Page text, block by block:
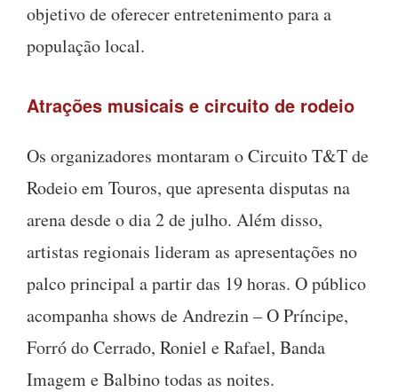
objetivo de oferecer entretenimento para a
população local.
Atrações musicais e circuito de rodeio
Os organizadores montaram o Circuito T&T de
Rodeio em Touros, que apresenta disputas na
arena desde o dia 2 de julho. Além disso,
artistas regionais lideram as apresentações no
palco principal a partir das 19 horas. O público
acompanha shows de Andrezin – O Príncipe,
Forró do Cerrado, Roniel e Rafael, Banda
Imagem e Balbino todas as noites.